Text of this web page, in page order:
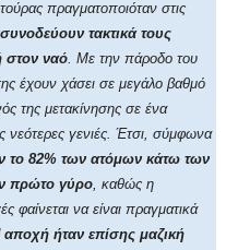
πραγματοποιόταν στις
τακτικά τους
στον ναό. Με την πάροδο του
έχουν χάσει σε μεγάλο βαθμό
της μετακίνησης σε ένα
νεότερες γενιές. Έτσι, σύμφωνα
το 82% των ατόμων κάτω των
πρώτο γύρο, καθώς η
φαίνεται να είναι πραγματικά
ήταν επίσης μαζική